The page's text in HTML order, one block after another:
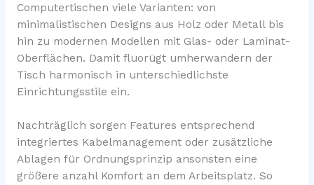
Computertischen viele Varianten: von
minimalistischen Designs aus Holz oder Metall bis
hin zu modernen Modellen mit Glas- oder Laminat-
Oberflächen. Damit fluorügt umherwandern der
Tisch harmonisch in unterschiedlichste
Einrichtungsstile ein.
Nachträglich sorgen Features entsprechend
integriertes Kabelmanagement oder zusätzliche
Ablagen für Ordnungsprinzip ansonsten eine
größere anzahl Komfort an dem Arbeitsplatz. So